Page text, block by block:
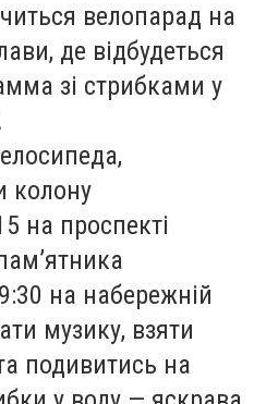
велопарад на
де відбудеться
зі стрибками у
колону
на проспекті
на набережній
музику, взяти
подивитись на